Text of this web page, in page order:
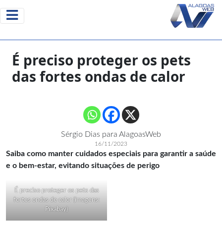
É preciso proteger os pets
das fortes ondas de calor
Sérgio Dias para AlagoasWeb
16/11/2023
Saiba como manter cuidados especiais para garantir a saúde
e o bem-estar, evitando situações de perigo
É preciso proteger os pets das
fortes ondas de calor (imagens:
Pixabay)